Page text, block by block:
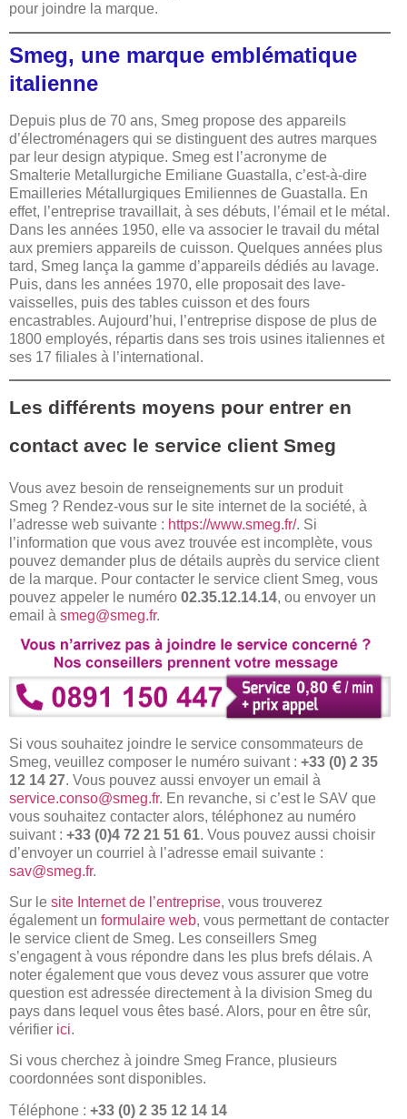
pour joindre la marque.
Smeg, une marque emblématique
italienne
Depuis plus de 70 ans, Smeg propose des appareils
d’électroménagers qui se distinguent des autres marques
par leur design atypique. Smeg est l’acronyme de
Smalterie Metallurgiche Emiliane Guastalla, c’est-à-dire
Emailleries Métallurgiques Emiliennes de Guastalla. En
effet, l’entreprise travaillait, à ses débuts, l’émail et le métal.
Dans les années 1950, elle va associer le travail du métal
aux premiers appareils de cuisson. Quelques années plus
tard, Smeg lança la gamme d’appareils dédiés au lavage.
Puis, dans les années 1970, elle proposait des lave-
vaisselles, puis des tables cuisson et des fours
encastrables. Aujourd’hui, l’entreprise dispose de plus de
1800 employés, répartis dans ses trois usines italiennes et
ses 17 filiales à l’international.
Les différents moyens pour entrer en
contact avec le service client Smeg
Vous avez besoin de renseignements sur un produit
Smeg ? Rendez-vous sur le site internet de la société, à
l’adresse web suivante : https://www.smeg.fr/. Si
l’information que vous avez trouvée est incomplète, vous
pouvez demander plus de détails auprès du service client
de la marque. Pour contacter le service client Smeg, vous
pouvez appeler le numéro 02.35.12.14.14, ou envoyer un
email à smeg@smeg.fr.
Si vous souhaitez joindre le service consommateurs de
Smeg, veuillez composer le numéro suivant : +33 (0) 2 35
12 14 27. Vous pouvez aussi envoyer un email à
service.conso@smeg.fr. En revanche, si c’est le SAV que
vous souhaitez contacter alors, téléphonez au numéro
suivant : +33 (0)4 72 21 51 61. Vous pouvez aussi choisir
d’envoyer un courriel à l’adresse email suivante :
sav@smeg.fr.
Sur le site Internet de l’entreprise, vous trouverez
également un formulaire web, vous permettant de contacter
le service client de Smeg. Les conseillers Smeg
s’engagent à vous répondre dans les plus brefs délais. A
noter également que vous devez vous assurer que votre
question est adressée directement à la division Smeg du
pays dans lequel vous êtes basé. Alors, pour en être sûr,
vérifier ici.
Si vous cherchez à joindre Smeg France, plusieurs
coordonnées sont disponibles.
Téléphone : +33 (0) 2 35 12 14 14